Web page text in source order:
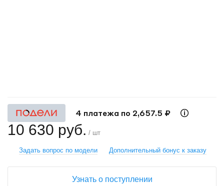
4 платежа по 2,657.5 ₽
10 630 руб. / шт
Задать вопрос по модели Дополнительный бонус к заказу
Узнать о поступлении